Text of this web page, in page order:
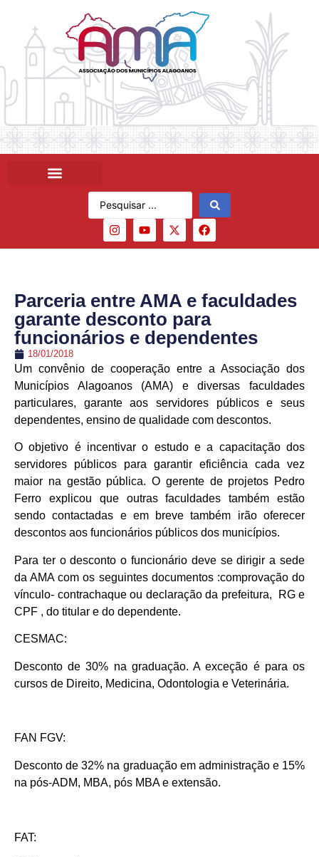
Parceria entre AMA e faculdades
garante desconto para
funcionários e dependentes
18/01/2018
Um convênio de cooperação entre a Associação dos
Municípios Alagoanos (AMA) e diversas faculdades
particulares, garante aos servidores públicos e seus
dependentes, ensino de qualidade com descontos.
O objetivo é incentivar o estudo e a capacitação dos
servidores públicos para garantir eficiência cada vez
maior na gestão pública. O gerente de projetos Pedro
Ferro explicou que outras faculdades também estão
sendo contactadas e em breve também irão oferecer
descontos aos funcionários públicos dos municípios.
Para ter o desconto o funcionário deve se dirigir a sede
da AMA com os seguintes documentos :comprovação do
vínculo- contrachaque ou declaração da prefeitura, RG e
CPF , do titular e do dependente.
CESMAC:
Desconto de 30% na graduação. A exceção é para os
cursos de Direito, Medicina, Odontologia e Veterinária.
FAN FGV:
Desconto de 32% na graduação em administração e 15%
na pós-ADM, MBA, pós MBA e extensão.
FAT: